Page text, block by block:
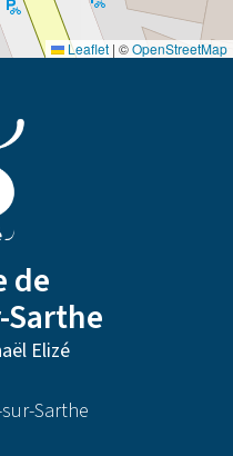
Leaflet | ©OpenStreetMap
de
Sarthe
Elizé
Sarthe